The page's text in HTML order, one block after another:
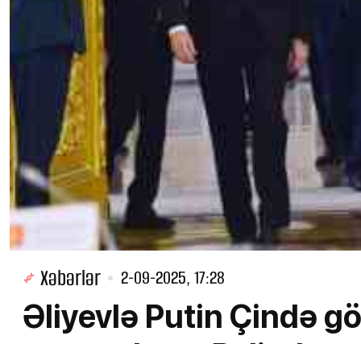
Xəbərlər 2-09-2025, 17:28
Əliyevlə Putin Çində